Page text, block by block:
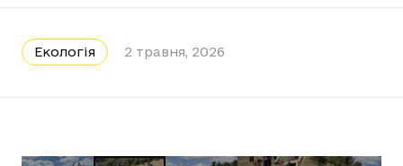
Екологія 2 травня, 2026